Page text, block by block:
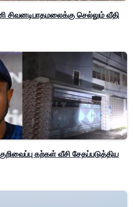
செல்லும் வீதி
கற்கள் வீசி சேதப்படுத்திய